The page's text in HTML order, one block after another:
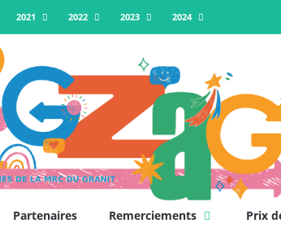
2021 2022 2023 2024
Partenaires Remerciements Prix